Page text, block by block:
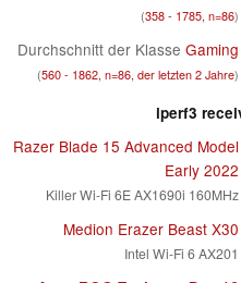
(358 - 1785, n=86)
Durchschnitt der Klasse Gaming
(560 - 1862, n=86, der letzten 2 Jahre)
iperf3
Razer Blade 15 Advanced Model
Early 2022
Killer Wi-Fi 6E AX1690i 160MHz
Medion Erazer Beast X30
Intel Wi-Fi 6 AX201